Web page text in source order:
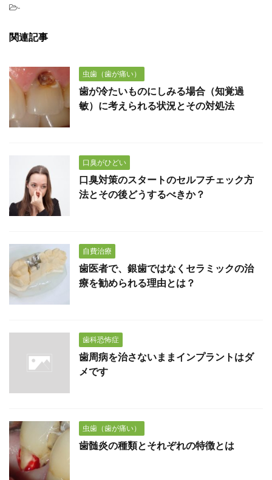
-
関連記事
虫歯（歯が痛い）
歯が冷たいものにしみる場合（知覚過
敏）に考えられる状況とその対処法
口臭がひどい
口臭対策のスタートのセルフチェック方
法とその後どうするべきか？
自費治療
歯医者で、銀歯ではなくセラミックの治
療を勧められる理由とは？
歯科恐怖症
歯周病を治さないままインプラントはダ
メです
虫歯（歯が痛い）
歯髄炎の種類とそれぞれの特徴とは